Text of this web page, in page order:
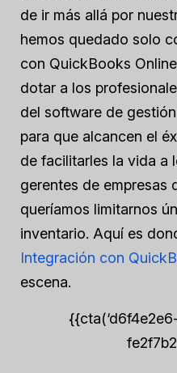
de ir más allá por
hemos quedado solo
con QuickBooks
dotar a los
del software de
para que alcancen el
de facilitarles la vida a
gerentes de empresas
queríamos limitarnos
inventario. Aquí es
Integración con
escena.